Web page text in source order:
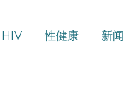
HIV 性健康 新闻